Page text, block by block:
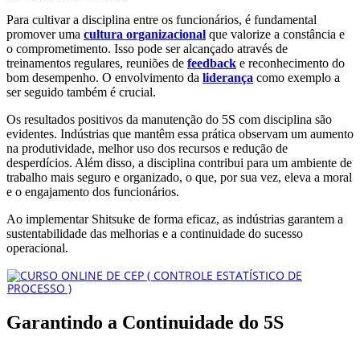
Para cultivar a disciplina entre os funcionários, é fundamental
promover uma cultura organizacional que valorize a constância e
o comprometimento. Isso pode ser alcançado através de
treinamentos regulares, reuniões de feedback e reconhecimento do
bom desempenho. O envolvimento da liderança como exemplo a
ser seguido também é crucial.
Os resultados positivos da manutenção do 5S com disciplina são
evidentes. Indústrias que mantêm essa prática observam um aumento
na produtividade, melhor uso dos recursos e redução de
desperdícios. Além disso, a disciplina contribui para um ambiente de
trabalho mais seguro e organizado, o que, por sua vez, eleva a moral
e o engajamento dos funcionários.
Ao implementar Shitsuke de forma eficaz, as indústrias garantem a
sustentabilidade das melhorias e a continuidade do sucesso
operacional.
Garantindo a Continuidade do 5S